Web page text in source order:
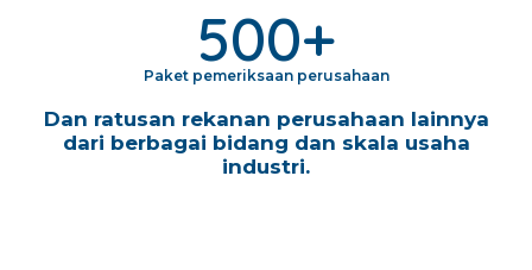
Paket pemeriksaan perusahaan
500+
Dan ratusan rekanan perusahaan lainnya
dari berbagai bidang dan skala usaha
industri.